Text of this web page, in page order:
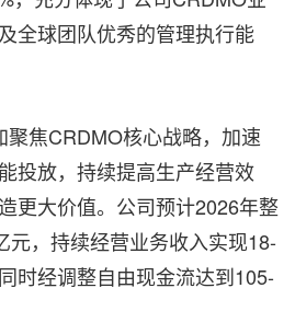
全球团队优秀的管理执行能
焦CRDMO核心战略，加速
投放，持续提高生产经营效
更大价值。公司预计2026年整
元，持续经营业务收入实现18-
时经调整自由现金流达到105-